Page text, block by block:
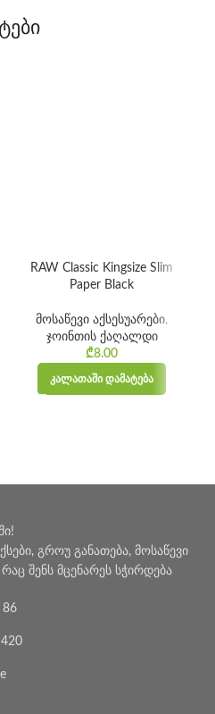
RAW Classic Kingsize Slim
Paper Black
მოსაწევი აქსესუარები,
ჯოინთის ქაღალდი
₾8.00
ᲙᲐᲚᲐᲗᲐᲨᲘ ᲓᲐᲛᲐᲢᲔᲑᲐ
გროუ განათება, მოსაწევი
შენს მცენარეს სჭირდება
86